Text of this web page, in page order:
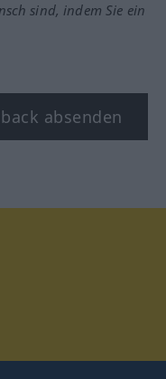
sind, indem Sie ein
absenden